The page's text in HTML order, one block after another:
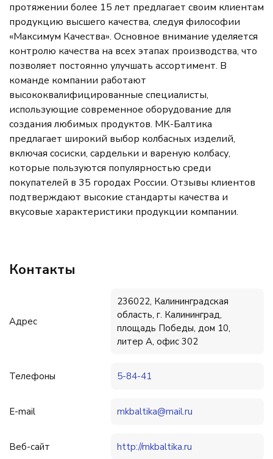
протяжении более 15 лет предлагает своим клиентам
продукцию высшего качества, следуя философии
«Максимум Качества». Основное внимание уделяется
контролю качества на всех этапах производства, что
позволяет постоянно улучшать ассортимент. В
команде компании работают
высококвалифицированные специалисты,
использующие современное оборудование для
создания любимых продуктов. МК-Балтика
предлагает широкий выбор колбасных изделий,
включая сосиски, сардельки и вареную колбасу,
которые пользуются популярностью среди
покупателей в 35 городах России. Отзывы клиентов
подтверждают высокие стандарты качества и
вкусовые характеристики продукции компании.
Контакты
Адрес
236022, Калининградская
область, г. Калининград,
площадь Победы, дом 10,
литер А, офис 302
Телефоны 5-84-41
E-mail mkbaltika@mail.ru
Веб-сайт http://mkbaltika.ru